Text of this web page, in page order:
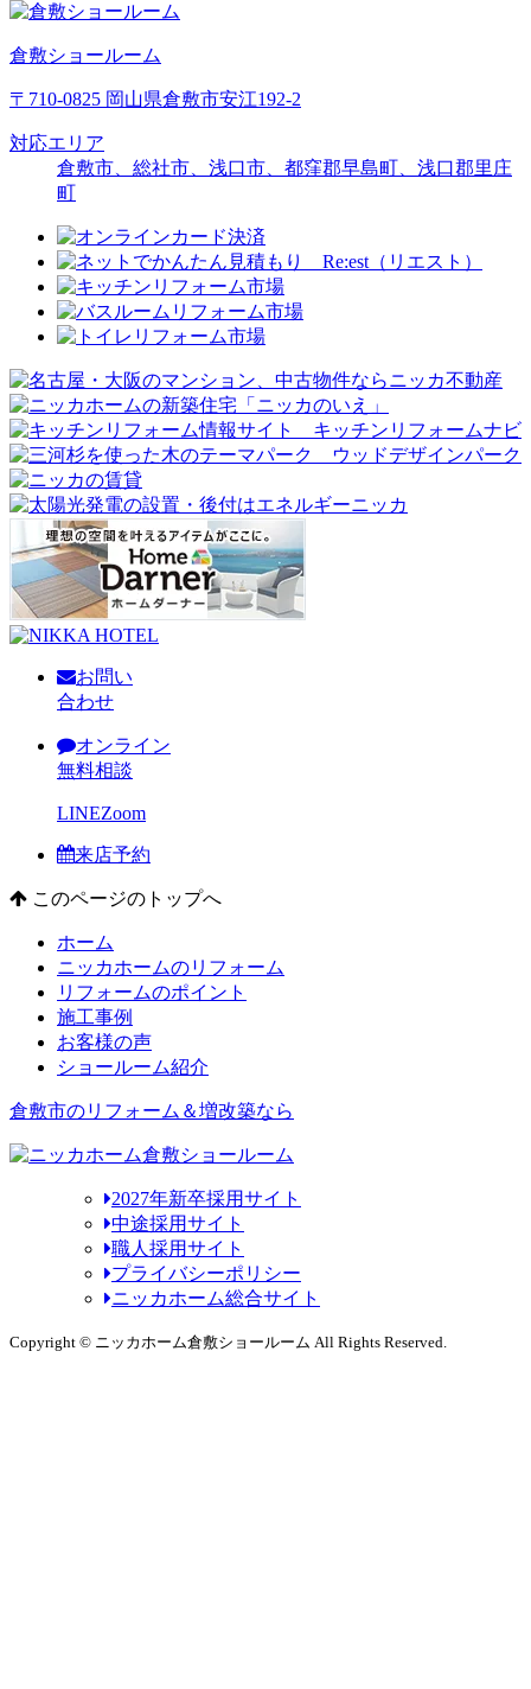
倉敷ショールーム
〒710-0825 岡山県倉敷市安江192-2
対応エリア
倉敷市、総社市、浅口市、都窪郡早島町、浅口郡里庄
町
お問い
合わせ
オンライン
無料相談
LINEZoom
来店予約
このページのトップへ
ホーム
ニッカホームのリフォーム
リフォームのポイント
施工事例
お客様の声
ショールーム紹介
倉敷市のリフォーム＆増改築なら
2027年新卒採用サイト
中途採用サイト
職人採用サイト
プライバシーポリシー
ニッカホーム総合サイト
Copyright © ニッカホーム倉敷ショールーム All Rights Reserved.